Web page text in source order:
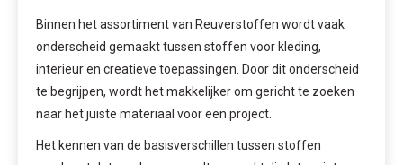
Binnen het assortiment van Reuverstoffen wordt vaak
onderscheid gemaakt tussen stoffen voor kleding,
interieur en creatieve toepassingen. Door dit onderscheid
te begrijpen, wordt het makkelijker om gericht te zoeken
naar het juiste materiaal voor een project.
Het kennen van de basisverschillen tussen stoffen